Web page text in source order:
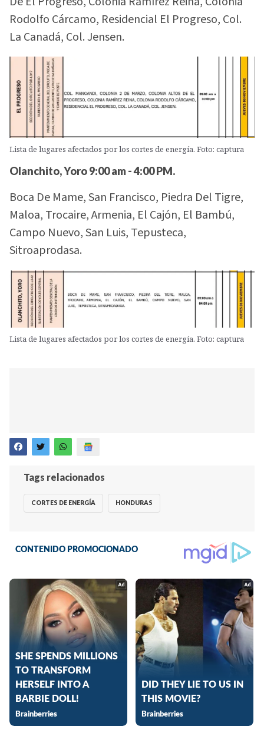
Rodolfo Cárcamo, Residencial El Progreso, Col.
La Canadá, Col. Jensen.
Lista de lugares afectados por los cortes de energía. Foto: captura
Olanchito, Yoro 9:00 am - 4:00 PM.
Boca De Mame, San Francisco, Piedra Del Tigre,
Maloa, Trocaire, Armenia, El Cajón, El Bambú,
Campo Nuevo, San Luis, Tepusteca,
Sitroaprodasa.
Lista de lugares afectados por los cortes de energía. Foto: captura
Tags relacionados
CORTES DE ENERGÍA HONDURAS